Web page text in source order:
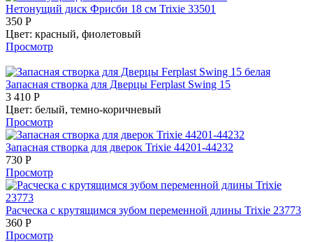
Нетонущий диск Фрисби 18 см Trixie 33501
350 Р
Цвет: красный, фиолетовый
Просмотр
Запасная створка для Дверцы Ferplast Swing 15
3 410 Р
Цвет: белый, темно-коричневый
Просмотр
Запасная створка для дверок Trixie 44201-44232
730 Р
Просмотр
Расческа с крутящимся зубом переменной длины Trixie 23773
360 Р
Просмотр